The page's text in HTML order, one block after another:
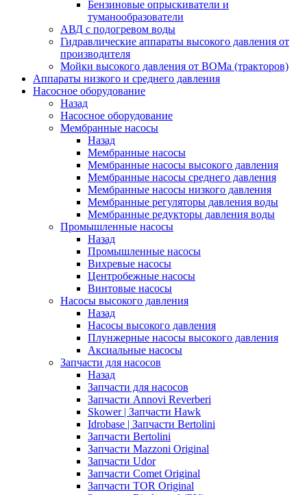
Бензиновые опрыскиватели и
туманообразователи
АВД с подогревом воды
Гидравлические аппараты высокого давления от
производителя
Мойки высокого давления от ВОМа (тракторов)
Аппараты низкого и среднего давления
Насосное оборудование
Назад
Насосное оборудование
Мембранные насосы
Назад
Мембранные насосы
Мембранные насосы высокого давления
Мембранные насосы среднего давления
Мембранные насосы низкого давления
Мембранные регуляторы давления воды
Мембранные редукторы давления воды
Промышленные насосы
Назад
Промышленные насосы
Вихревые насосы
Центробежные насосы
Винтовые насосы
Насосы высокого давления
Назад
Насосы высокого давления
Плунжерные насосы высокого давления
Аксиальные насосы
Запчасти для насосов
Назад
Запчасти для насосов
Запчасти Annovi Reverberi
Skower | Запчасти Hawk
Idrobase | Запчасти Bertolini
Запчасти Bertolini
Запчасти Mazzoni Original
Запчасти Udor
Запчасти Comet Original
Запчасти TOR Original